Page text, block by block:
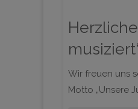
Wir freuen uns
Motto „Unsere